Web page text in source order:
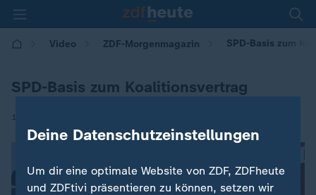
Video ZDF-Morgenmagazin SPD-Basis zum
SPD-Basis zum Koalitionsvertrag
15.04.2025 | 05:30
Deine Datenschutzeinstellungen
Um dir eine optimale Website von ZDF, ZDFheute
und ZDFtivi präsentieren zu können, setzen wir